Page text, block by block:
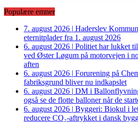
Populære emner
7. august 2026 | Haderslev
eternitplader fra 1. august 2026
6. august 2026 | Politiet har lukket
ved Øster Løgum på motorvejen i
aften
6. august 2026 | Forurening på
fabriksgrund bliver nu indkapslet
6. august 2026 | DM i
også se de flotte balloner når de
6. august 2026 | Byggeri: Biokul i
reducere CO₂-aftrykket i dansk